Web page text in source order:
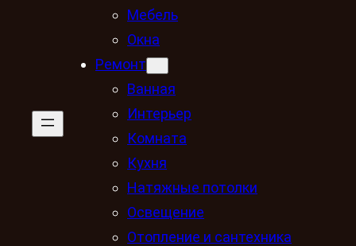
Мебель
Окна
Ремонт
Ванная
Интерьер
Комната
Кухня
Натяжные потолки
Освещение
Отопление и сантехника